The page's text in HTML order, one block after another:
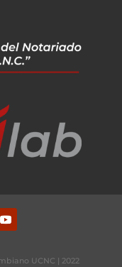
UCNC | 2022